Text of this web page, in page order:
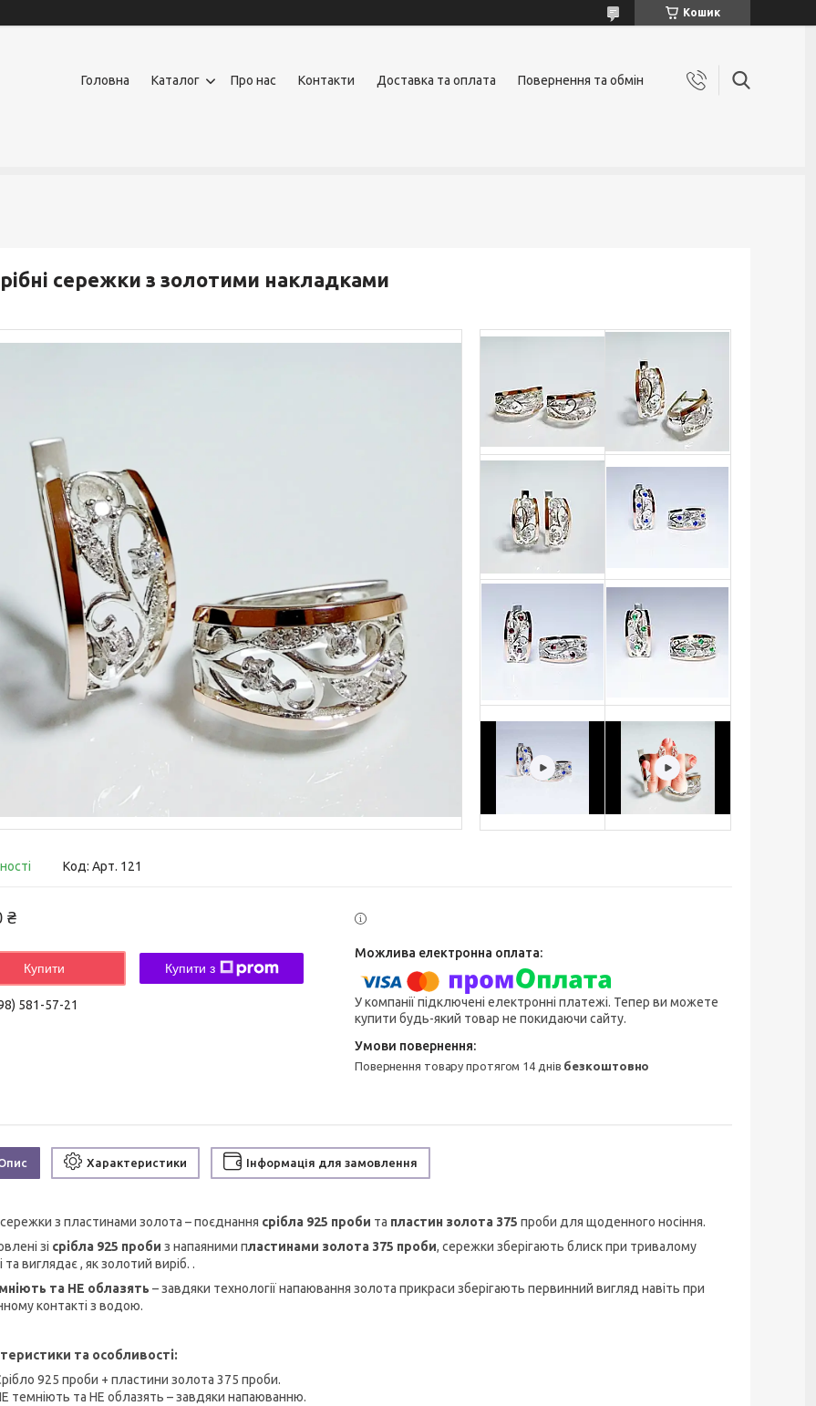
Кошик
Головна Каталог Про нас Контакти Доставка та оплата Повернення та обмін
сережки з золотими накладками
Код: Арт. 121
₴
Купити Купити з
581-57-21
У компанії підключені електронні платежі. Тепер ви можете
купити будь-який товар не покидаючи сайту.
повернення товару протягом 14 днів безкоштовно
Характеристики Інформація для замовлення
сережки з пластинами золота – поєднання срібла 925 проби та пластин золота 375 проби для щоденного носіння.
зі срібла 925 проби з напаяними пластинами золота 375 проби, сережки зберігають блиск при тривалому
та виглядає , як золотий виріб. .
та НЕ облазять – завдяки технології напаювання золота прикраси зберігають первинний вигляд навіть при
контакті з водою.
та особливості:
925 проби + пластини золота 375 проби.
темніють та НЕ облазять – завдяки напаюванню.